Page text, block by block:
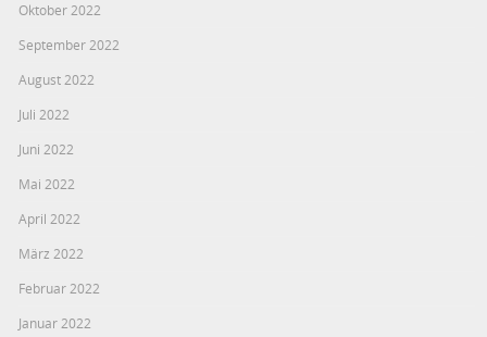
Oktober 2022
September 2022
August 2022
Juli 2022
Juni 2022
Mai 2022
April 2022
März 2022
Februar 2022
Januar 2022